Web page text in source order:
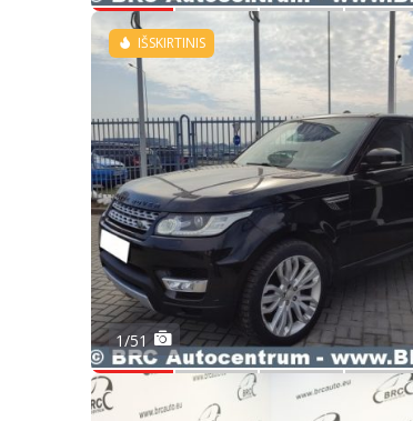
IŠSKIRTINIS
1/51